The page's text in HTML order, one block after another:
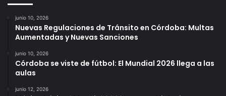
junio 10, 2026
Nuevas Regulaciones de Tránsito en Córdoba: Multas
Aumentadas y Nuevas Sanciones
junio 10, 2026
Córdoba se viste de fútbol: El Mundial 2026 llega a las
aulas
junio 12, 2026